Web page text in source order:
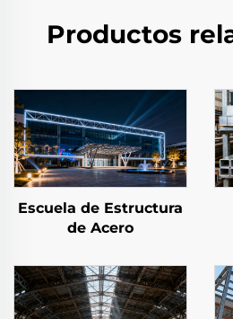
Productos
Escuela de Estructura
de Acero